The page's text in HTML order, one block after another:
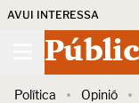
AVUI INTERESSA
Públic
Política Opinió